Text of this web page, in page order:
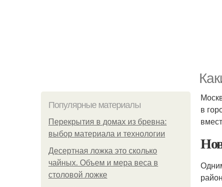
Популярные материалы
Перекрытия в домах из бревна:
выбор материала и технологии
Десертная ложка это сколько
чайных. Объем и мера веса в
столовой ложке
в